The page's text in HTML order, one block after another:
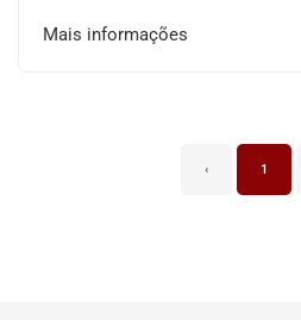
Mais informações
‹ 1